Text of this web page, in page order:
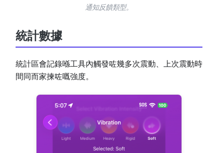
通知反饋類型。
統計數據
統計區會記錄喺工具內觸發咗幾多次震動、上次震動時
間同而家揀咗嘅強度。